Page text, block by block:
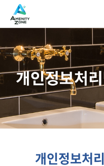
개인정보처